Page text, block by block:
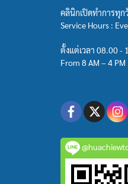
คลินิกเปิดทำการทุ
Service Hours :
ตั้งแต่เวลา 08.00 -
From 8 AM – 4 PM